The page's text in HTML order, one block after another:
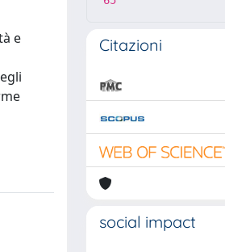
e
Citazioni
social impact